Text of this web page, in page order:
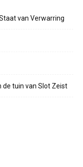
van Verwarring
de tuin van Slot Zeist